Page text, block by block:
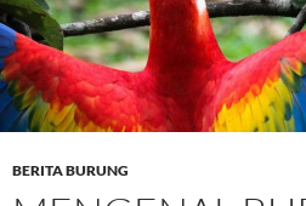
BERITA BURUNG